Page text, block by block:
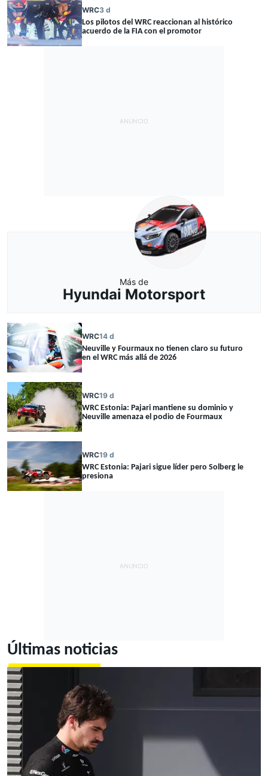
WRC3 d
Los pilotos del WRC reaccionan al histórico
acuerdo de la FIA con el promotor
Más de
Hyundai Motorsport
WRC14 d
Neuville y Fourmaux no tienen claro su futuro
en el WRC más allá de 2026
WRC19 d
WRC Estonia: Pajari mantiene su dominio y
Neuville amenaza el podio de Fourmaux
WRC19 d
WRC Estonia: Pajari sigue líder pero Solberg le
presiona
Últimas noticias